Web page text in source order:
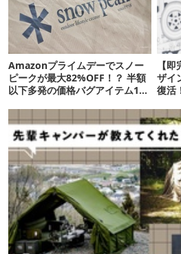
Amazonプライムデーでスノー
ピークが最大82%OFF！？ 半額
以下多発の価格バグアイテム11
【
ザイ
復活